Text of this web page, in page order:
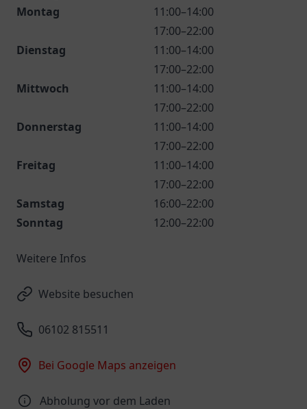
Montag
11:00–14:00
17:00–22:00
Dienstag
11:00–14:00
17:00–22:00
Mittwoch
11:00–14:00
17:00–22:00
Donnerstag
11:00–14:00
17:00–22:00
Freitag
11:00–14:00
17:00–22:00
Samstag
16:00–22:00
Sonntag
12:00–22:00
Weitere Infos
Website besuchen
06102 815511
Bei Google Maps anzeigen
Abholung vor dem Laden